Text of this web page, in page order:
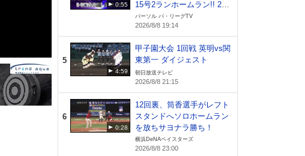
0:55
15号2ランホームラン!! 202
6年8月8日 千葉ロッテマリ
ーンズ 対 オリックス・バ
ファローズ
パーソル パ・リーグTV
2026/8/8 19:14
5
4:59
甲子園大会 1回戦 英明vs関
東第一 ダイジェスト
朝日放送テレビ
2026/8/8 21:15
6
0:28
12回裏、筒香選手がレフト
スタンドへソロホームラン
を放ちサヨナラ勝ち！
横浜DeNAベイスターズ
2026/8/8 23:00